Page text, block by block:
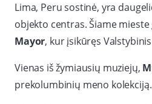
Lima, Peru sostinė, yra
objekto centras. Šiame
Mayor, kur įsikūręs
Vienas iš žymiausių muziejų,
prekolumbinių meno kolekciją.